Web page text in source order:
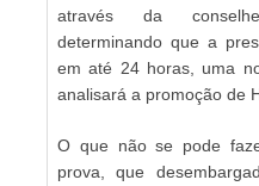
através da
determinando que a
em até 24 horas, uma
analisará a promoção de
O que não se pode
prova, que